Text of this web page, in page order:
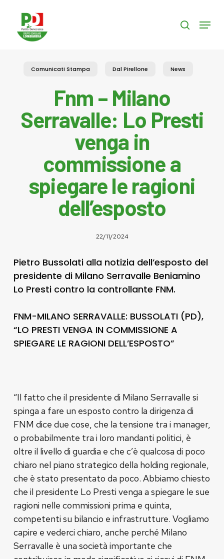
content
search
Menu
Comunicati Stampa Dal Pirellone News
Fnm – Milano
Serravalle: Lo Presti
venga in
commissione a
spiegare le ragioni
dell’esposto
22/11/2024
Pietro Bussolati alla notizia dell’esposto del
presidente di Milano Serravalle Beniamino
Lo Presti contro la controllante FNM.
FNM-MILANO SERRAVALLE: BUSSOLATI (PD),
“LO PRESTI VENGA IN COMMISSIONE A
SPIEGARE LE RAGIONI DELL’ESPOSTO”
“Il fatto che il presidente di Milano Serravalle si
spinga a fare un esposto contro la dirigenza di
FNM dice due cose, che la tensione tra i manager,
o probabilmente tra i loro mandanti politici, è
oltre il livello di guardia e che c’è qualcosa di poco
chiaro nel piano strategico della holding regionale,
che è stato presentato da poco. Abbiamo chiesto
che il presidente Lo Presti venga a spiegare le sue
ragioni nelle commissioni prima e quinta,
competenti su bilancio e infrastrutture. Vogliamo
capire e vederci chiaro, anche perché Milano
Serravalle è una società importante che